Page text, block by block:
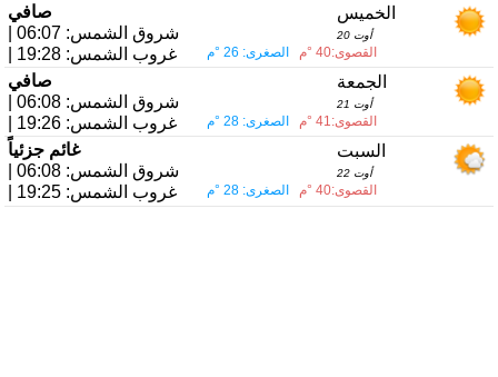
الخميس
20 أوت
صافي
القصوى:40 °م
| شروق الشمس: 06:07
الصغرى: 26 °م
| غروب الشمس: 19:28
الجمعة
21 أوت
صافي
القصوى:41 °م
| شروق الشمس: 06:08
الصغرى: 28 °م
| غروب الشمس: 19:26
السبت
22 أوت
غائم جزئياً
القصوى:40 °م
| شروق الشمس: 06:08
الصغرى: 28 °م | غروب الشمس: 19:25